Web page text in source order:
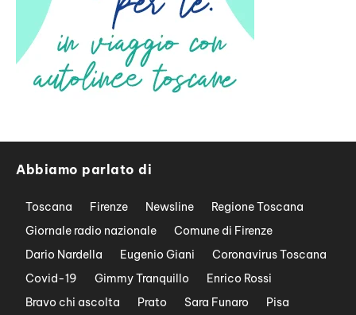
Abbiamo parlato di
Toscana Firenze Newsline
Regione Toscana
Giornale radio nazionale
Comune di Firenze
Dario Nardella
Eugenio Giani
Coronavirus Toscana
Covid-19
Gimmy Tranquillo
Enrico Rossi
Bravo chi ascolta
Prato Sara Funaro
Pisa